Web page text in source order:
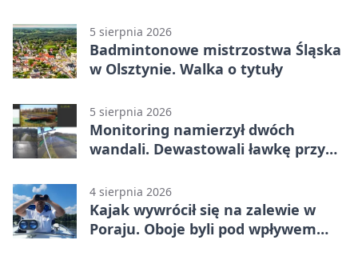
5 sierpnia 2026
Badmintonowe mistrzostwa Śląska
w Olsztynie. Walka o tytuły
5 sierpnia 2026
Monitoring namierzył dwóch
wandali. Dewastowali ławkę przy
4 sierpnia 2026
Kajak wywrócił się na zalewie w
Poraju. Oboje byli pod wpływem